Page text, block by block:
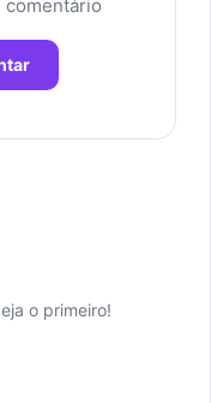
comentário
o primeiro!